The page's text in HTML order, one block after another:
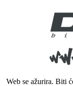
Web se ažurira. Biti